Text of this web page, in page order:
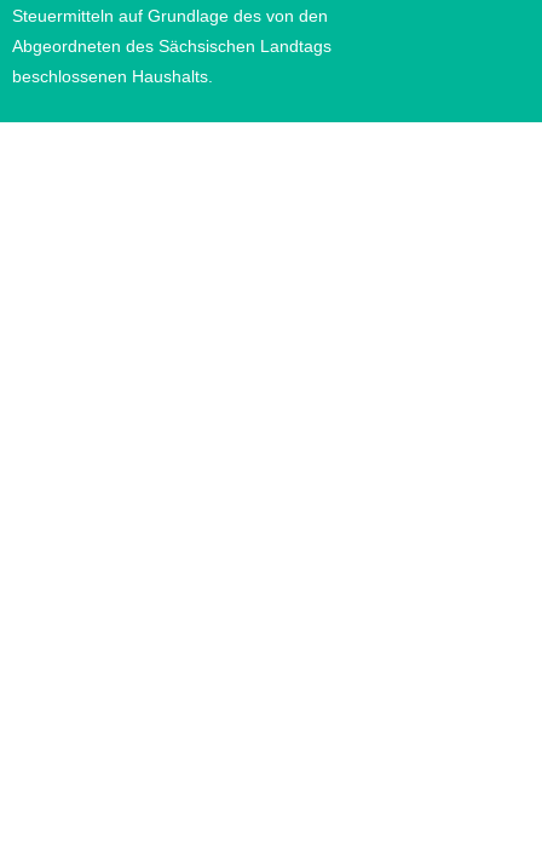
Steuermitteln auf Grundlage des von den
Abgeordneten des Sächsischen Landtags
beschlossenen Haushalts.